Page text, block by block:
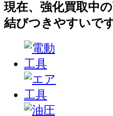
現在、強化買取中
結びつきやすいです